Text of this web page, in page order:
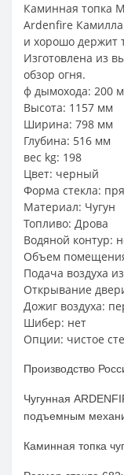
Каминная топка
Ardenfire
и хорошо держит
Изготовлена из
обзор огня.
ф дымохода: 200
Высота: 1157 мм
Ширина: 798 мм
Глубина: 516 мм
вес kg: 198
Цвет: черный
Форма стекла:
Материал: Чугун
Топливо: Дрова
Водяной контур:
Объем
Подача воздуха
Открывание
Дожиг воздуха:
Шибер: нет
Опции: чистое
Производство
Чугунная
подъемным
Каминная топка